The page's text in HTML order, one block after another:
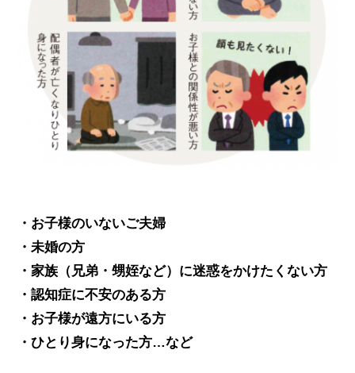
・お子様のいないご夫婦
・未婚の方
・家族（兄弟・甥姪など）に迷惑をかけたくない方
・認知症に不安のある方
・お子様が遠方にいる方
・ひとり身になった方…など